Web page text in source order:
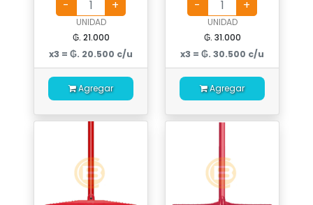
UNIDAD
₲. 21.000
x3 = ₲. 20.500 c/u
Agregar
UNIDAD
₲. 31.000
x3 = ₲. 30.500 c/u
Agregar